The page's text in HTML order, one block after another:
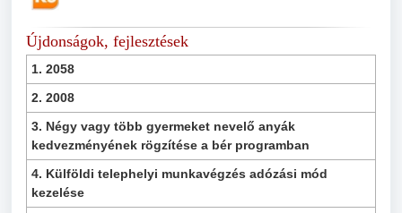
Újdonságok, fejlesztések
1. 2058
2. 2008
3. Négy vagy több gyermeket nevelő anyák
kedvezményének rögzítése a bér programban
4. Külföldi telephelyi munkavégzés adózási mód
kezelése